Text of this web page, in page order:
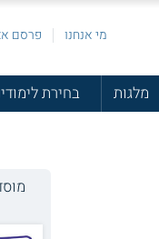
מי אנחנו פרסם
מלגות בחירת